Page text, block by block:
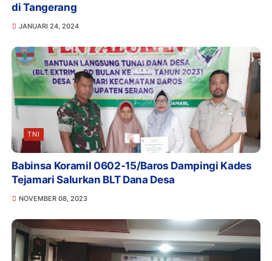
di Tangerang
JANUARI 24, 2024
TNI
Babinsa Koramil 0602-15/Baros Dampingi Kades
Tejamari Salurkan BLT Dana Desa
NOVEMBER 08, 2023